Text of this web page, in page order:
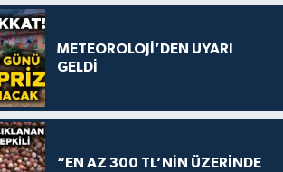
METEOROLOJİ’DEN UYARI
GELDİ
“EN AZ 300 TL’NİN ÜZERİNDE